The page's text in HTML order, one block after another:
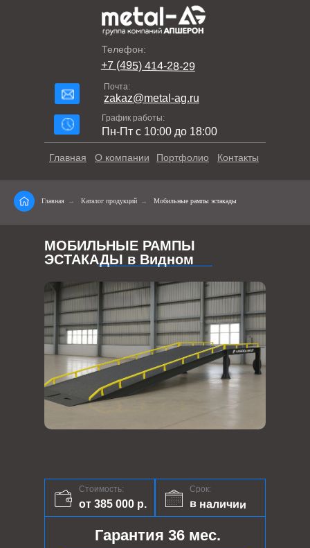
Телефон:
+7 (495) 414-28-29
Почта:
zakaz@metal-ag.ru
График работы:
Пн-Пт с 10:00 до 18:00
Контакты
Портфолио
О компании
Главная
Главная → Каталог продукций → Мобильные рампы эстакады
МОБИЛЬНЫЕ РАМПЫ
ЭСТАКАДЫ в Видном
Срок:
в наличии
Стоимость:
от 385 000 р.
Гарантия 36 мес.